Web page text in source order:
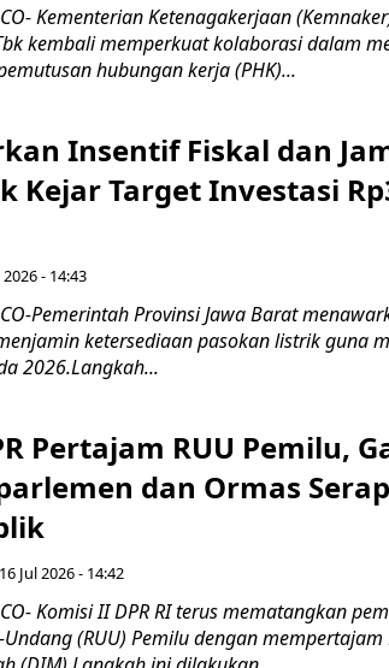
Kementerian Ketenagakerjaan
kembali memperkuat kolaborasi dalam
hubungan kerja (PHK)...
Insentif Fiskal dan
Kejar Target Investasi
- 14:43
Pemerintah Provinsi Jawa Barat
ketersediaan pasokan listrik guna
2026.Langkah...
Pertajam RUU Pemilu,
dan Ormas Serap
Jul 2026 - 14:42
Komisi II DPR RI terus mematangkan
(RUU) Pemilu dengan